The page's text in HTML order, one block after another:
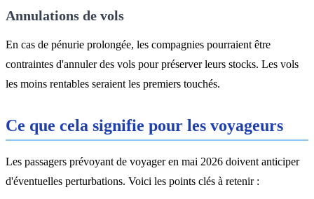
Annulations de vols
En cas de pénurie prolongée, les compagnies pourraient être
contraintes d'annuler des vols pour préserver leurs stocks. Les vols
les moins rentables seraient les premiers touchés.
Ce que cela signifie pour les voyageurs
Les passagers prévoyant de voyager en mai 2026 doivent anticiper
d'éventuelles perturbations. Voici les points clés à retenir :